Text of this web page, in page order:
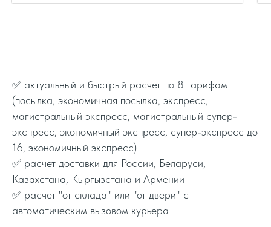
✅ актуальный и быстрый расчет по 8 тарифам
(посылка, экономичная посылка, экспресс,
магистральный экспресс, магистральный супер-
экспресс, экономичный экспресс, супер-экспресс до
16, экономичный экспресс)
✅ расчет доставки для России, Беларуси,
Казахстана, Кыргызстана и Армении
✅ расчет "от склада" или "от двери" с
автоматическим вызовом курьера